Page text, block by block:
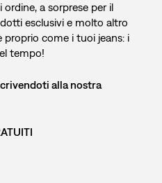
a sorprese per il
esclusivi e molto altro
proprio come i tuoi jeans: i
tempo!
alla nostra